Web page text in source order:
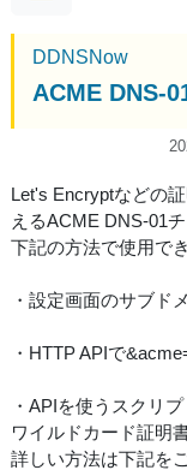
DDNSNow
ACME DNS-
Let's Encryptなどの
えるACME DNS-01
下記の方法で使用でき
・設定画面のサブド
・HTTP APIで
・APIを使うスクリ
ワイルドカード証明
詳しい方法は下記を